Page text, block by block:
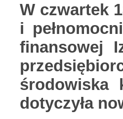
W czwartek
i
finansowej
środowiska
dotyczyła